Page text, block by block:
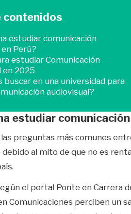
contenidos
estudiar comunicación
Perú?
estudiar Comunicación
en 2025
buscar en una universidad para
audiovisual?
estudiar
las preguntas más comunes
al mito de que no es
el portal Ponte en Carrera
Comunicaciones perciben un